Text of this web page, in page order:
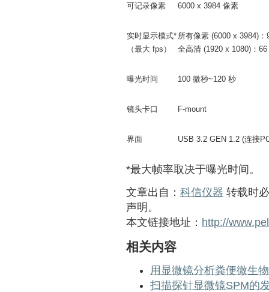
可记录像素 6000 x 3984 像素
实时显示模式*
（最大 fps）
所有像素 (6000 x 3984)：
全高清 (1920 x 1080)：
曝光时间 100 微秒~120 秒
镜头卡口 F-mount
界面 USB 3.2 GEN 1.2 (连接
*最大帧率取决于曝光时间。
文章出自： 科信仪器 转载时
声明。
本文链接地址： http://
相关内容
用显微镜分析粪便微生
扫描探针显微镜SPM的